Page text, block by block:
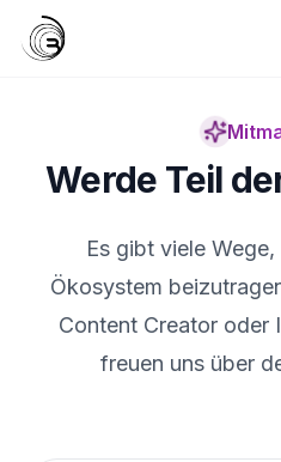
Werde Teil
Es gibt viele
Ökosystem
Content Creator oder
freuen uns über